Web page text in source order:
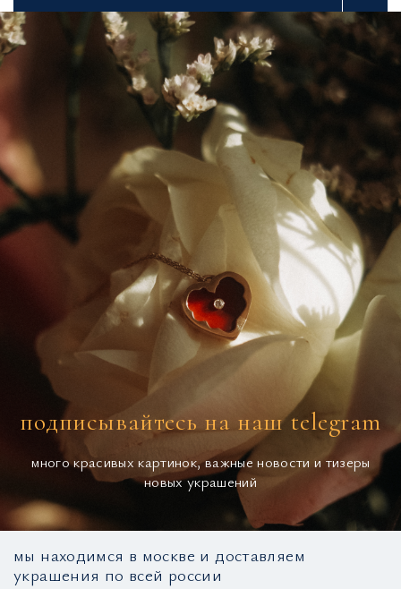
подписывайтесь на наш telegram
много красивых картинок, важные новости и тизеры
новых украшений
мы находимся в москве и доставляем
украшения по всей россии